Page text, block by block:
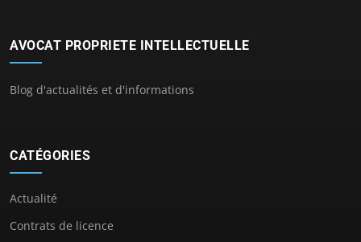
AVOCAT PROPRIETE INTELLECTUELLE
Blog d'actualités et d'informations
CATÉGORIES
Actualité
Contrats de licence